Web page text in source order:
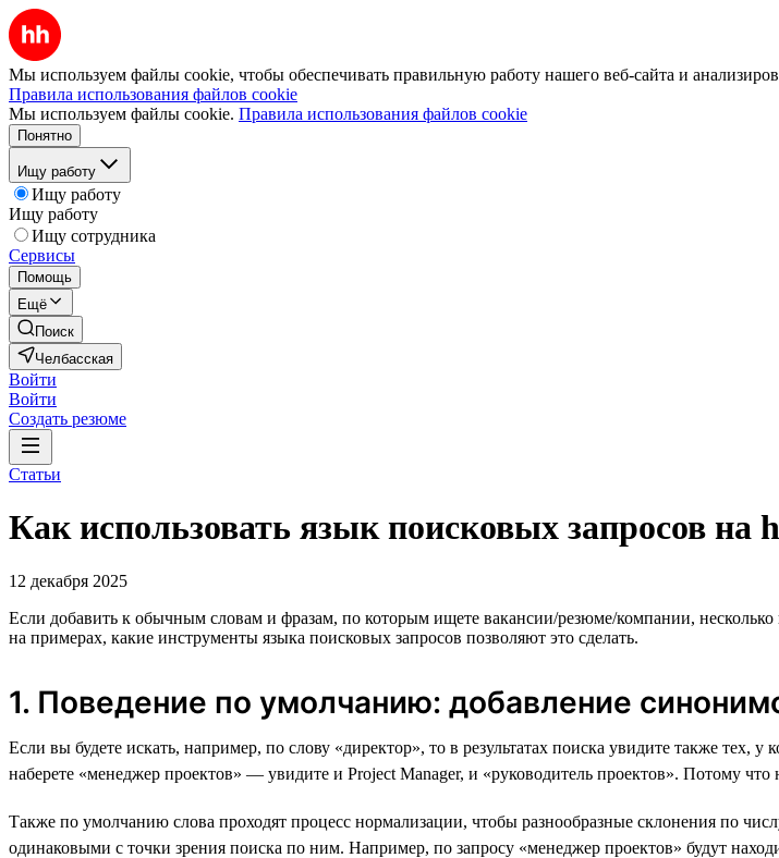
Мы используем файлы cookie, чтобы обеспечивать правильную работу нашего веб-сайта и
Правила использования файлов cookie
Мы используем файлы cookie. Правила использования файлов cookie
Понятно
Ищу работу
Ищу работу
Ищу работу
Ищу сотрудника
Сервисы
Помощь
Ещё
Поиск
Челбасская
Войти
Войти
Создать резюме
Статьи
Как использовать язык поисковых запросов на
12 декабря 2025
Если добавить к обычным словам и фразам, по которым ищете вакансии/резюме/компании,
на примерах, какие инструменты языка поисковых запросов позволяют это сделать.
1. Поведение по умолчанию: добавление
Если вы будете искать, например, по слову «директор», то в результатах поиска увидите также
наберете «менеджер проектов» — увидите и Project Manager, и «руководитель проектов». Потому что
Также по умолчанию слова проходят процесс нормализации, чтобы разнообразные склонения по
одинаковыми с точки зрения поиска по ним. Например, по запросу «менеджер проектов» будут